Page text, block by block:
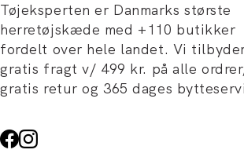
Tøjeksperten er Danmarks største
herretøjskæde med +110 butikker
fordelt over hele landet. Vi
gratis fragt v/ 499 kr. på alle
gratis retur og 365 dages